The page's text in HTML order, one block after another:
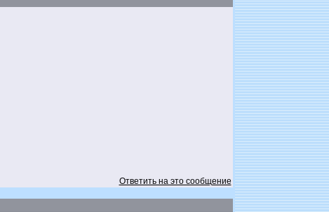
Ответить на это сообщение